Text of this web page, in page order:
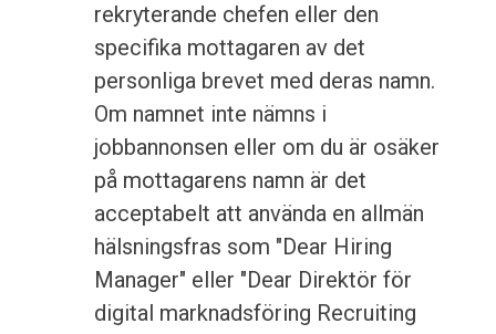
rekryterande chefen eller den
specifika mottagaren av det
personliga brevet med deras namn.
Om namnet inte nämns i
jobbannonsen eller om du är osäker
på mottagarens namn är det
acceptabelt att använda en allmän
hälsningsfras som "Dear Hiring
Manager" eller "Dear Direktör för
digital marknadsföring Recruiting